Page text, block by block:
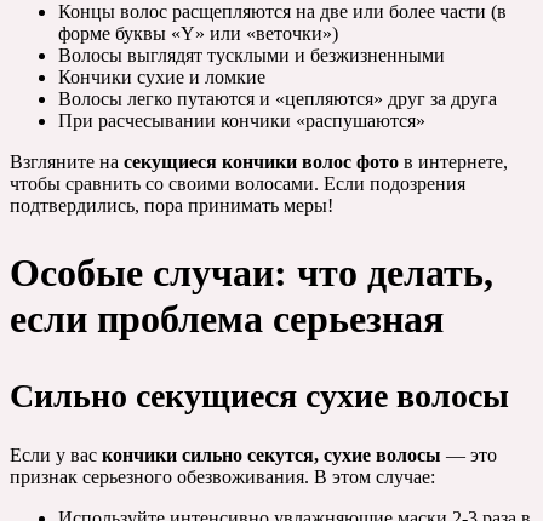
Концы волос расщепляются на две или более части (в
форме буквы «Y» или «веточки»)
Волосы выглядят тусклыми и безжизненными
Кончики сухие и ломкие
Волосы легко путаются и «цепляются» друг за друга
При расчесывании кончики «распушаются»
Взгляните на секущиеся кончики волос фото в интернете,
чтобы сравнить со своими волосами. Если подозрения
подтвердились, пора принимать меры!
Особые случаи: что делать,
если проблема серьезная
Сильно секущиеся сухие волосы
Если у вас кончики сильно секутся, сухие волосы — это
признак серьезного обезвоживания. В этом случае: